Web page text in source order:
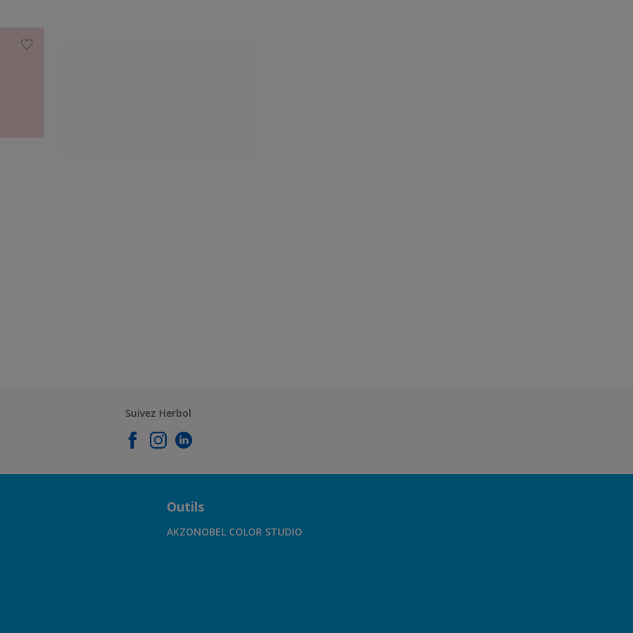
Suivez Herbol
Outils
AKZONOBEL COLOR STUDIO